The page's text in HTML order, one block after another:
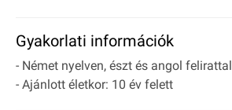
Gyakorlati információk
- Német nyelven, észt és angol felirattal
- Ajánlott életkor: 10 év felett